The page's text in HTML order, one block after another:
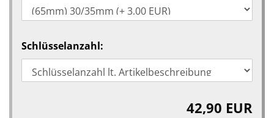
Schlüsselanzahl:
42,90 EUR